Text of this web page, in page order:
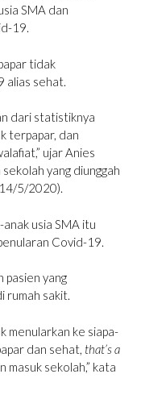
SMA dan
19.
tidak
alias sehat.
dari statistiknya
terpapar, dan
ujar Anies
yang diunggah
5/2020).
usia SMA itu
Covid-19.
pasien yang
rumah sakit.
menularkan ke siapa-
dan sehat, that’s a
masuk sekolah,” kata